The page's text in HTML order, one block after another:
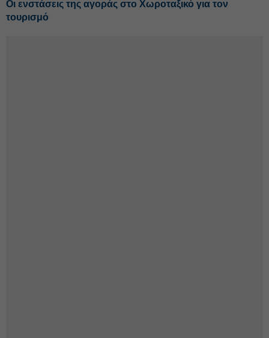
Οι ενστάσεις της αγοράς στο Χωροταξικό για τον
τουρισμό